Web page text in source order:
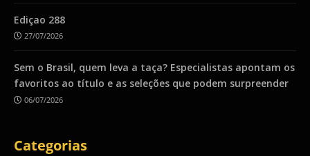
Ediçao 288
27/07/2026
Sem o Brasil, quem leva a taça? Especialistas apontam os
favoritos ao título e as seleções que podem surpreender
06/07/2026
Categorias